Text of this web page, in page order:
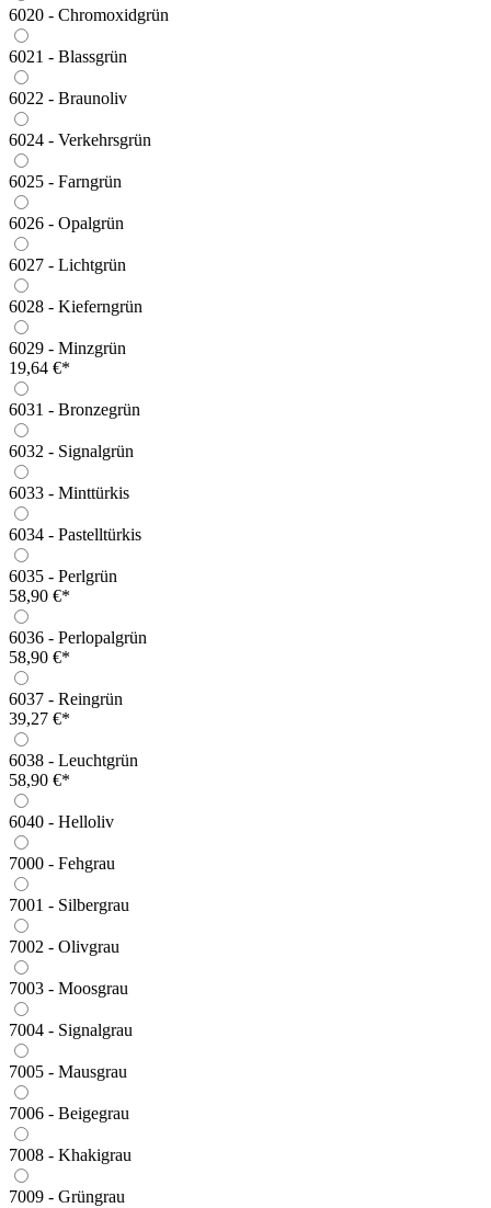
6020 - Chromoxidgrün
6021 - Blassgrün
6022 - Braunoliv
6024 - Verkehrsgrün
6025 - Farngrün
6026 - Opalgrün
6027 - Lichtgrün
6028 - Kieferngrün
6029 - Minzgrün
19,64 €*
6031 - Bronzegrün
6032 - Signalgrün
6033 - Minttürkis
6034 - Pastelltürkis
6035 - Perlgrün
58,90 €*
6036 - Perlopalgrün
58,90 €*
6037 - Reingrün
39,27 €*
6038 - Leuchtgrün
58,90 €*
6040 - Helloliv
7000 - Fehgrau
7001 - Silbergrau
7002 - Olivgrau
7003 - Moosgrau
7004 - Signalgrau
7005 - Mausgrau
7006 - Beigegrau
7008 - Khakigrau
7009 - Grüngrau